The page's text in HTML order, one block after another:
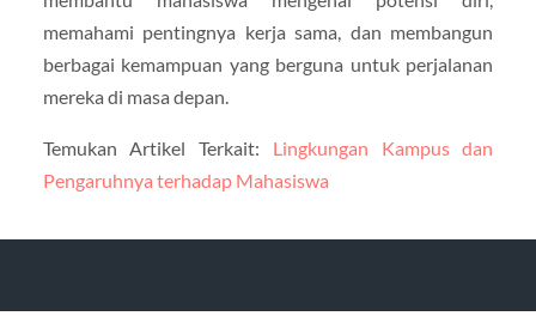
memahami pentingnya kerja sama, dan membangun
berbagai kemampuan yang berguna untuk perjalanan
mereka di masa depan.
Temukan Artikel Terkait: Lingkungan Kampus dan
Pengaruhnya terhadap Mahasiswa